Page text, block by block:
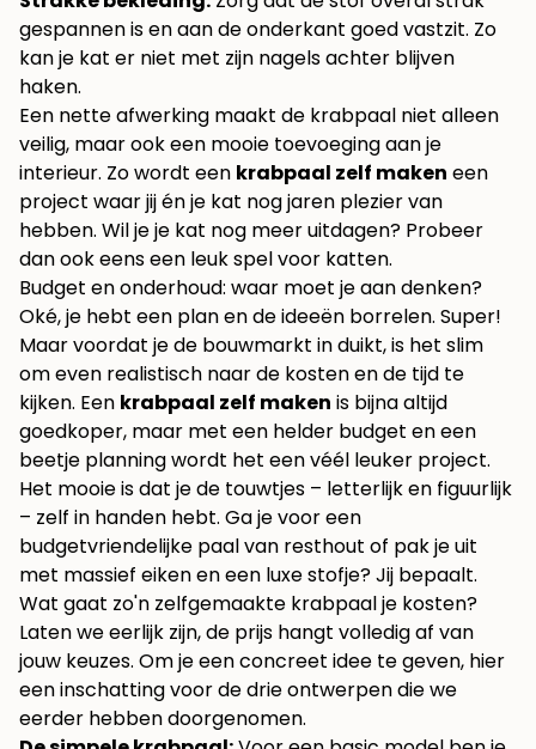
gespannen is en aan de onderkant goed vastzit. Zo
kan je kat er niet met zijn nagels achter blijven
haken.
Een nette afwerking maakt de krabpaal niet alleen
veilig, maar ook een mooie toevoeging aan je
interieur. Zo wordt een krabpaal zelf maken een
project waar jij én je kat nog jaren plezier van
hebben. Wil je je kat nog meer uitdagen? Probeer
dan ook eens een leukspel voor katten.
Budget en onderhoud: waar moet je aan denken?
Oké, je hebt een plan en de ideeën borrelen. Super!
Maar voordat je de bouwmarkt in duikt, is het slim
om even realistisch naar de kosten en de tijd te
kijken. Een krabpaal zelf maken is bijna altijd
goedkoper, maar met een helder budget en een
beetje planning wordt het een véél leuker project.
Het mooie is dat je de touwtjes – letterlijk en figuurlijk
– zelf in handen hebt. Ga je voor een
budgetvriendelijke paal van resthout of pak je uit
met massief eiken en een luxe stofje? Jij bepaalt.
Wat gaat zo'n zelfgemaakte krabpaal je kosten?
Laten we eerlijk zijn, de prijs hangt volledig af van
jouw keuzes. Om je een concreet idee te geven, hier
een inschatting voor de drie ontwerpen die we
eerder hebben doorgenomen.